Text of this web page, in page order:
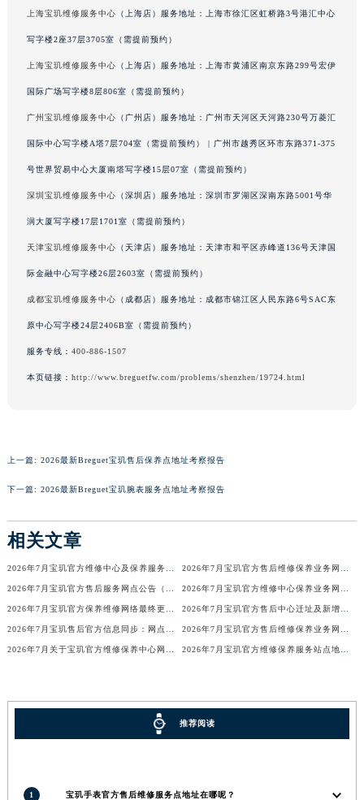
上海宝玑维修服务中心 （上海店）服务地址：上海市徐汇区虹桥路3号港汇中心
写字楼2座37层3705室（需提前预约）
上海宝玑维修服务中心 （上海店）服务地址：上海市黄浦区南京东路299号宏伊
国际广场写字楼8层806室（需提前预约）
广州宝玑维修服务中心 （广州店）服务地址：广州市天河区天河路230号万菱汇
国际中心写字楼A塔7层704室（需提前预约） | 广州市越秀区环市东路371-375
号世界贸易中心大厦南塔写字楼15层07室（需提前预约）
深圳宝玑维修服务中心 （深圳店）服务地址：深圳市罗湖区深南东路5001号华
润大厦写字楼17层1701室（需提前预约）
天津宝玑维修服务中心 （天津店）服务地址：天津市和平区赤峰道136号天津国
际金融中心写字楼26层2603室（需提前预约）
成都宝玑维修服务中心 （成都店）服务地址：成都市锦江区人民东路6号SAC东
原中心写字楼24层2406B室（需提前预约）
服务专线： 400-886-1507
本页链接： http://www.breguetfw.com/problems/shenzhen/19724.html
上一篇: 2026最新Breguet宝玑售后保养点地址考察报告
下一篇: 2026最新Breguet宝玑腕表服务点地址考察报告
相关文章
推荐阅读
1 宝玑手表官方售后维修服务点地址在哪呢？